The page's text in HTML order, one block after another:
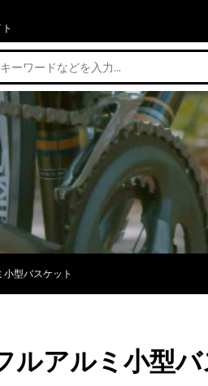
小型バスケット
ルアルミ小型バ